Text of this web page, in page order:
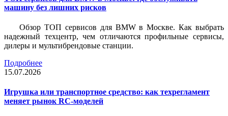
машину без лишних рисков
Обзор ТОП сервисов для BMW в Москве. Как выбрать
надежный техцентр, чем отличаются профильные сервисы,
дилеры и мультибрендовые станции.
Подробнее
15.07.2026
Игрушка или транспортное средство: как техрегламент
меняет рынок RC-моделей